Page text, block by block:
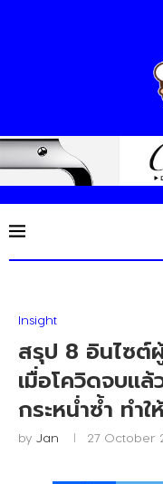
Insight
สรุป 8 อินไซต์
เมื่อโควิดจบแล้
กระหน่ำซ้ำ ทำ
by Jan 27 October